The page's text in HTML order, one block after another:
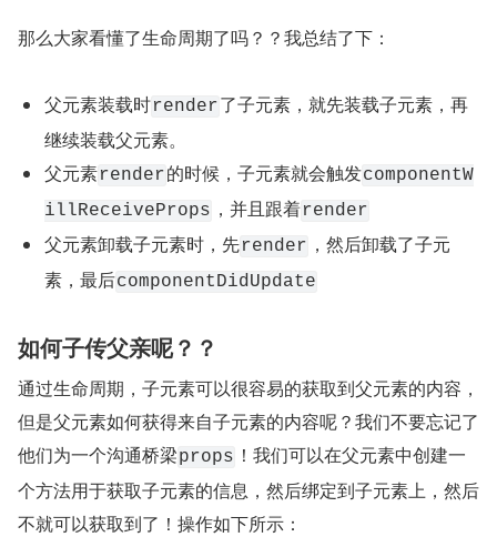
那么大家看懂了生命周期了吗？？我总结了下：
父元素装载时render了子元素，就先装载子元素，再
继续装载父元素。
父元素render的时候，子元素就会触发componentW
illReceiveProps ，并且跟着render
父元素卸载子元素时，先render ，然后卸载了子元
素，最后componentDidUpdate
如何子传父亲呢？？
通过生命周期，子元素可以很容易的获取到父元素的内容，
但是父元素如何获得来自子元素的内容呢？我们不要忘记了
他们为一个沟通桥梁props ！我们可以在父元素中创建一
个方法用于获取子元素的信息，然后绑定到子元素上，然后
不就可以获取到了！操作如下所示：